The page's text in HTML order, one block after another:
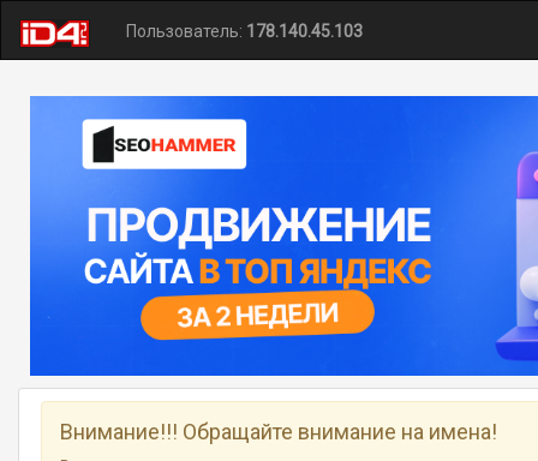
Пользователь: 178.140.45.103
Внимание!!! Обращайте внимание на имена!